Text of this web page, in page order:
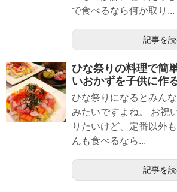
で食べるなら何か取り...
記事を
ひな祭りの料理で簡
いおかずを子供に作
ひな祭りになるとみん
みたいですよね。 お祝
りたいけど、定番以外
んも食べるなら...
記事を